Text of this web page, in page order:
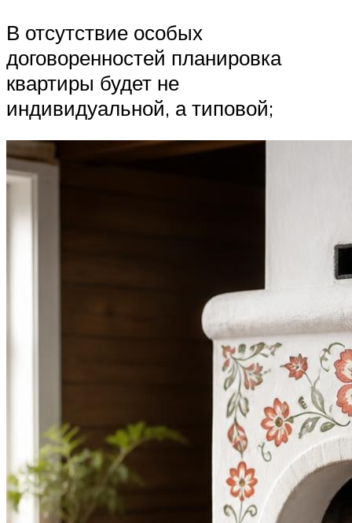
В отсутствие особых
договоренностей планировка
квартиры будет не
индивидуальной, а типовой;